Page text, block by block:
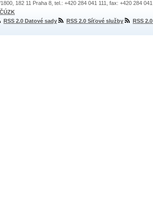
182 11 Praha 8, tel.: +420 284 041 111, fax: +420 284
RSS 2.0 Datové sady RSS 2.0 Síťové služby RSS